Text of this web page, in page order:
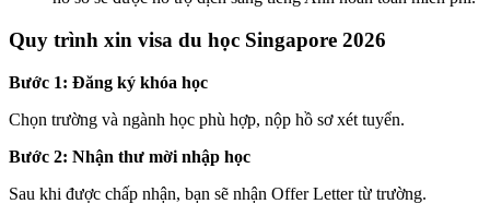
Quy trình xin visa du học Singapore 2026
Bước 1: Đăng ký khóa học
Chọn trường và ngành học phù hợp, nộp hồ sơ xét tuyển.
Bước 2: Nhận thư mời nhập học
Sau khi được chấp nhận, bạn sẽ nhận Offer Letter từ trường.